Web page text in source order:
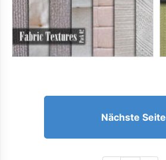
Nächste Seite